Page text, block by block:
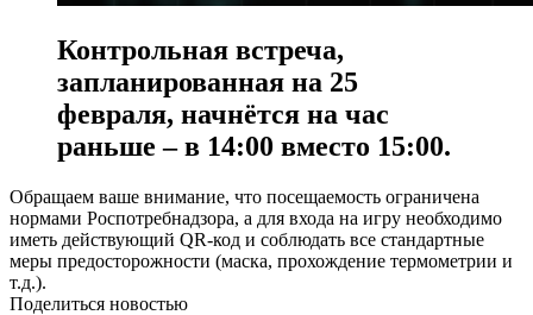
Контрольная встреча,
запланированная на 25
февраля, начнётся на час
раньше – в 14:00 вместо 15:00.
Обращаем ваше внимание, что посещаемость ограничена
нормами Роспотребнадзора, а для входа на игру необходимо
иметь действующий QR-код и соблюдать все стандартные
меры предосторожности (маска, прохождение термометрии и
т.д.).
Поделиться новостью